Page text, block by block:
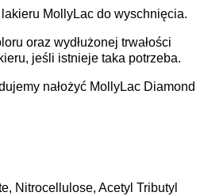
MollyLac do wyschnięcia.
oraz wydłużonej trwałości
jeśli istnieje taka potrzeba.
nałożyć MollyLac Diamond
Nitrocellulose, Acetyl Tributyl